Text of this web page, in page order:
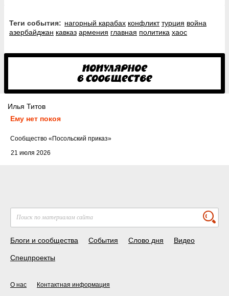
Теги события: нагорный карабах конфликт турция война
азербайджан кавказ армения главная политика хаос
Илья Титов
Ему нет покоя
21 июля 2026
Cообщество «Посольский приказ»
Блоги и сообщества События Слово дня Видео
Спецпроекты
О нас Контактная информация